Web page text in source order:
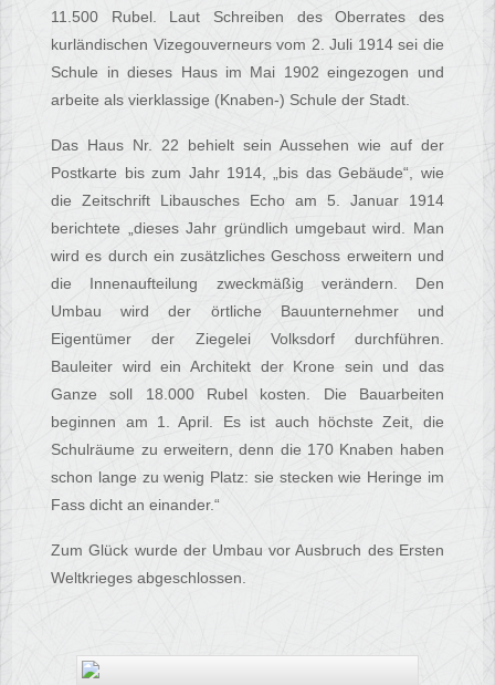
11.500 Rubel. Laut Schreiben des Oberrates des
kurländischen Vizegouverneurs vom 2. Juli 1914 sei die
Schule in dieses Haus im Mai 1902 eingezogen und
arbeite als vierklassige (Knaben-) Schule der Stadt.
Das Haus Nr. 22 behielt sein Aussehen wie auf der
Postkarte bis zum Jahr 1914, „bis das Gebäude“, wie
die Zeitschrift Libausches Echo am 5. Januar 1914
berichtete „dieses Jahr gründlich umgebaut wird. Man
wird es durch ein zusätzliches Geschoss erweitern und
die Innenaufteilung zweckmäßig verändern. Den
Umbau wird der örtliche Bauunternehmer und
Eigentümer der Ziegelei Volksdorf durchführen.
Bauleiter wird ein Architekt der Krone sein und das
Ganze soll 18.000 Rubel kosten. Die Bauarbeiten
beginnen am 1. April. Es ist auch höchste Zeit, die
Schulräume zu erweitern, denn die 170 Knaben haben
schon lange zu wenig Platz: sie stecken wie Heringe im
Fass dicht an einander.“
Zum Glück wurde der Umbau vor Ausbruch des Ersten
Weltkrieges abgeschlossen.